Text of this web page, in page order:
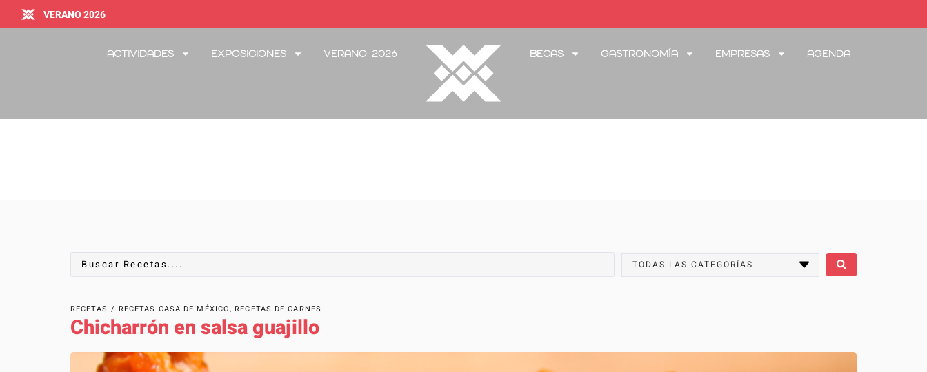
VERANO 2026
Actividades Exposiciones Verano 2026 Becas Gastronomía Empresas Agenda
RECETAS / RECETAS CASA DE MÉXICO, RECETAS DE CARNES
Chicharrón en salsa guajillo